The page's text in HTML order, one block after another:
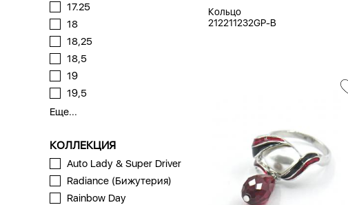
17.25
18
18,25
18,5
19
19,5
Еще...
КОЛЛЕКЦИЯ
Auto Lady & Super Driver
Radiance (Бижутерия)
Rainbow Day
Кольцо
212211232GP-B